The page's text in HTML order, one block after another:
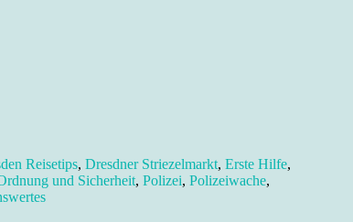
Reisetips, Dresdner Striezelmarkt, Erste Hilfe,
und Sicherheit, Polizei, Polizeiwache,